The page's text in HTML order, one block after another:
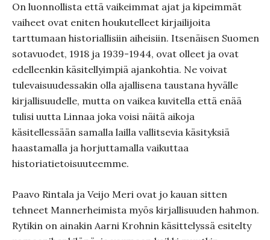
On luonnollista että vaikeimmat ajat ja kipeimmät
vaiheet ovat eniten houkutelleet kirjailijoita
tarttumaan historiallisiin aiheisiin. Itsenäisen Suomen
sotavuodet, 1918 ja 1939-1944, ovat olleet ja ovat
edelleenkin käsitellyimpiä ajankohtia. Ne voivat
tulevaisuudessakin olla ajallisena taustana hyvälle
kirjallisuudelle, mutta on vaikea kuvitella että enää
tulisi uutta Linnaa joka voisi näitä aikoja
käsitellessään samalla lailla vallitsevia käsityksiä
haastamalla ja horjuttamalla vaikuttaa
historiatietoisuuteemme.
Paavo Rintala ja Veijo Meri ovat jo kauan sitten
tehneet Mannerheimista myös kirjallisuuden hahmon.
Rytikin on ainakin Aarni Krohnin käsittelyssä esitelty